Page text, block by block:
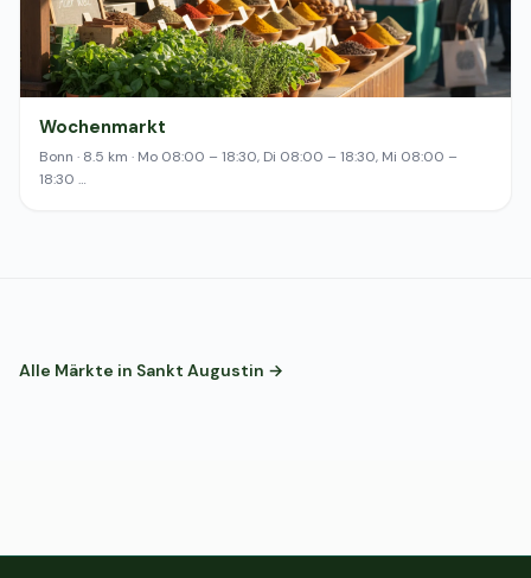
Wochenmarkt
Bonn · 8.5 km · Mo 08:00 – 18:30, Di 08:00 – 18:30, Mi 08:00 –
18:30 …
Alle Märkte in Sankt Augustin →